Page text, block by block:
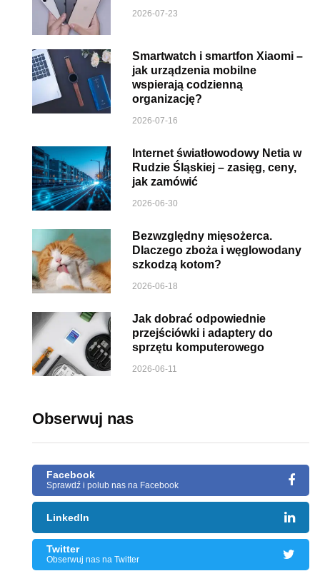
2026-07-23
Smartwatch i smartfon Xiaomi –
jak urządzenia mobilne
wspierają codzienną
organizację?
2026-07-16
Internet światłowodowy Netia w
Rudzie Śląskiej – zasięg, ceny,
jak zamówić
2026-06-30
Bezwzględny mięsożerca.
Dlaczego zboża i węglowodany
szkodzą kotom?
2026-06-18
Jak dobrać odpowiednie
przejściówki i adaptery do
sprzętu komputerowego
2026-06-11
Obserwuj nas
Facebook
Sprawdź i polub nas na Facebook
LinkedIn
Twitter
Obserwuj nas na Twitter